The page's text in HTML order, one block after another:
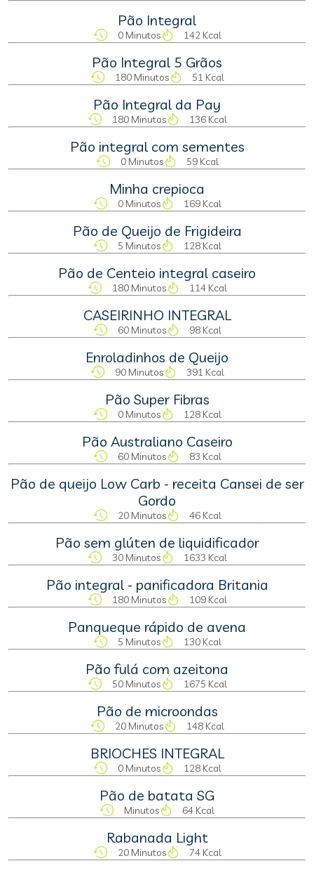
Pão Integral
0 Minutos 142 Kcal
Pão Integral 5 Grãos
180 Minutos 51 Kcal
Pão Integral da Pay
180 Minutos 136 Kcal
Pão integral com sementes
0 Minutos 59 Kcal
Minha crepioca
0 Minutos 169 Kcal
Pão de Queijo de Frigideira
5 Minutos 128 Kcal
Pão de Centeio integral caseiro
180 Minutos 114 Kcal
CASEIRINHO INTEGRAL
60 Minutos 98 Kcal
Enroladinhos de Queijo
90 Minutos 391 Kcal
Pão Super Fibras
0 Minutos 128 Kcal
Pão Australiano Caseiro
60 Minutos 83 Kcal
Pão de queijo Low Carb - receita Cansei de ser
Gordo
20 Minutos 46 Kcal
Pão sem glúten de liquidificador
30 Minutos 1633 Kcal
Pão integral - panificadora Britania
180 Minutos 109 Kcal
Panqueque rápido de avena
5 Minutos 130 Kcal
Pão fulá com azeitona
50 Minutos 1675 Kcal
Pão de microondas
20 Minutos 148 Kcal
BRIOCHES INTEGRAL
0 Minutos 128 Kcal
Pão de batata SG
Minutos 64 Kcal
Rabanada Light
20 Minutos 74 Kcal